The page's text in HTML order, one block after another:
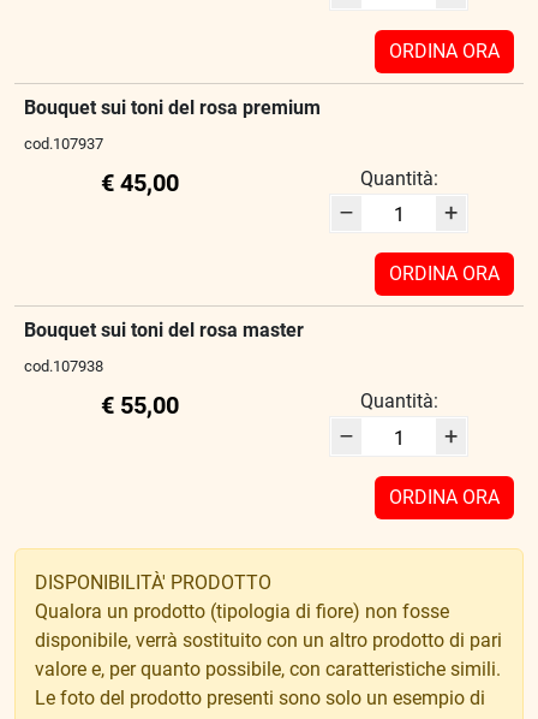
ORDINA ORA
Bouquet sui toni del rosa premium
cod.107937
€ 45,00 Quantità:
– +
ORDINA ORA
Bouquet sui toni del rosa master
cod.107938
€ 55,00 Quantità:
– +
ORDINA ORA
DISPONIBILITÀ' PRODOTTO
Qualora un prodotto (tipologia di fiore) non fosse
disponibile, verrà sostituito con un altro prodotto di pari
valore e, per quanto possibile, con caratteristiche simili.
Le foto del prodotto presenti sono solo un esempio di